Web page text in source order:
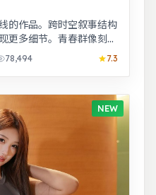
的作品。跨时空叙事结构
更多细节。青春群像刻画
温暖。
78,494 7.3
NEW